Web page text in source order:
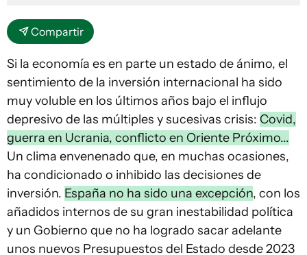
Compartir
Si la economía es en parte un estado de ánimo, el
sentimiento de la inversión internacional ha sido
muy voluble en los últimos años bajo el influjo
depresivo de las múltiples y sucesivas crisis: Covid,
guerra en Ucrania, conflicto en Oriente Próximo...
Un clima envenenado que, en muchas ocasiones,
ha condicionado o inhibido las decisiones de
inversión. España no ha sido una excepción, con los
añadidos internos de su gran inestabilidad política
y un Gobierno que no ha logrado sacar adelante
unos nuevos Presupuestos del Estado desde 2023